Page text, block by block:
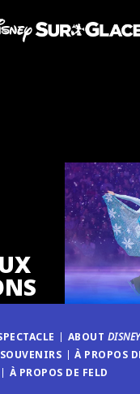
ABOUT
À PROPOS
À PROPOS DE FELD